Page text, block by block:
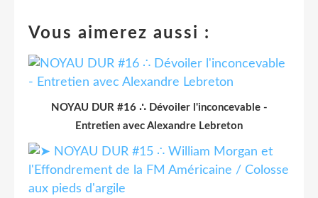
Vous aimerez aussi :
NOYAU DUR #16 ∴ Dévoiler l'inconcevable -
Entretien avec Alexandre Lebreton